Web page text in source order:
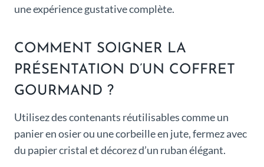
une expérience gustative complète.
COMMENT SOIGNER LA
PRÉSENTATION D’UN COFFRET
GOURMAND ?
Utilisez des contenants réutilisables comme un
panier en osier ou une corbeille en jute, fermez avec
du papier cristal et décorez d’un ruban élégant.